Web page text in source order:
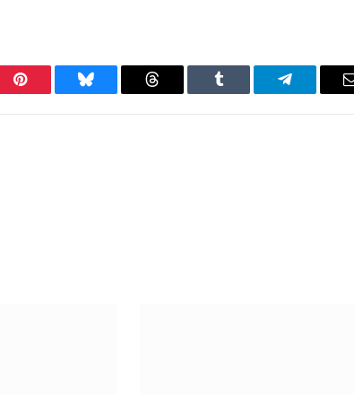
Pinterest Bluesky Threads Tumblr Telegram